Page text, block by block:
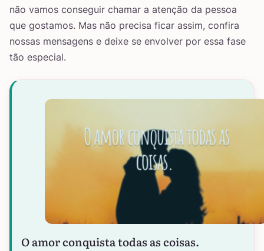
não vamos conseguir chamar a atenção da pessoa
que gostamos. Mas não precisa ficar assim, confira
nossas mensagens e deixe se envolver por essa fase
tão especial.
O amor conquista todas as coisas.